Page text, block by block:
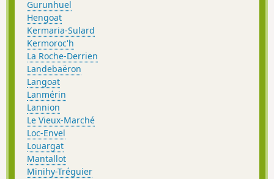
Gurunhuel
Hengoat
Kermaria-Sulard
Kermoroc'h
La Roche-Derrien
Landebaëron
Langoat
Lanmérin
Lannion
Le Vieux-Marché
Loc-Envel
Louargat
Mantallot
Minihy-Tréguier